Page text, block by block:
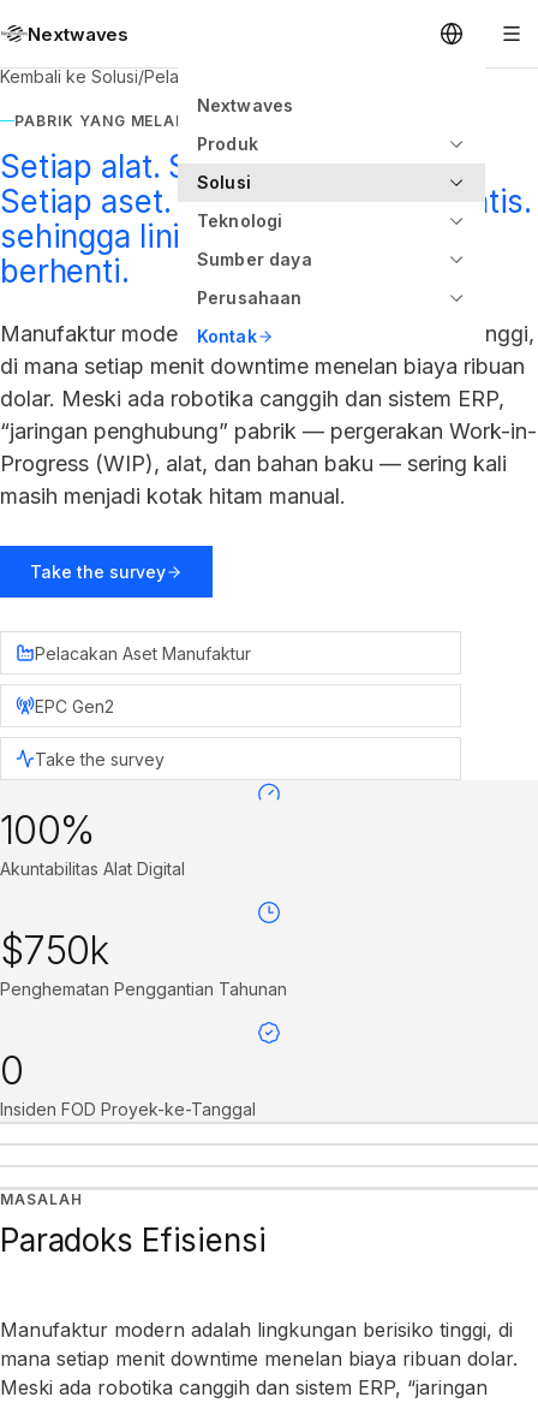
Nextwaves
Nextwaves
Produk
Solusi
Teknologi
Sumber daya
Perusahaan
Kontak
Kembali ke Solusi/Pelacakan Aset Manufaktur
PABRIK YANG MELAPORKAN DIRI SENDIRI
Setiap alat. Setiap pesanan WIP.
Setiap aset. Dilacak secara otomatis.
sehingga lini Anda tidak pernah
berhenti.
Manufaktur modern adalah lingkungan berisiko tinggi,
di mana setiap menit downtime menelan biaya ribuan
dolar. Meski ada robotika canggih dan sistem ERP,
“jaringan penghubung” pabrik — pergerakan Work-in-
Progress (WIP), alat, dan bahan baku — sering kali
masih menjadi kotak hitam manual.
Take the survey
Pelacakan Aset Manufaktur
EPC Gen2
Take the survey
100%
Akuntabilitas Alat Digital
$750k
Penghematan Penggantian Tahunan
0
Insiden FOD Proyek-ke-Tanggal
Pelacakan Aset Manufaktur
Pendekatan Kami
Apa yang Anda Dapatkan
Studi Kasus
MASALAH
Paradoks Efisiensi
Manufaktur modern adalah lingkungan berisiko tinggi, di
mana setiap menit downtime menelan biaya ribuan dolar.
Meski ada robotika canggih dan sistem ERP, “jaringan